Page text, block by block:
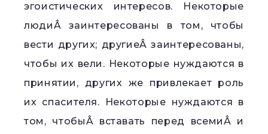
эгоистических интересов. Некоторые
людиÂ заинтересованы в том, чтобы
вести других; другиеÂ заинтересованы,
чтобы их вели. Некоторые нуждаются в
принятии, других же привлекает роль
их спасителя. Некоторые нуждаются в
том, чтобыÂ вставать перед всемиÂ и